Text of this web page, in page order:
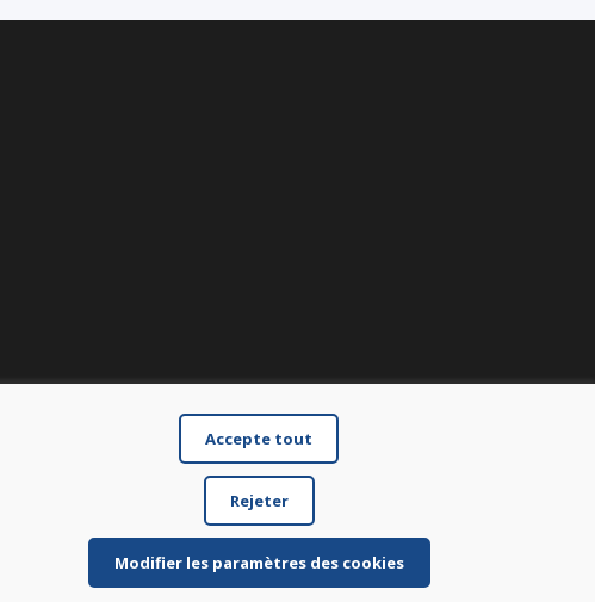
Accepte tout
Rejeter
Modifier les paramètres des cookies